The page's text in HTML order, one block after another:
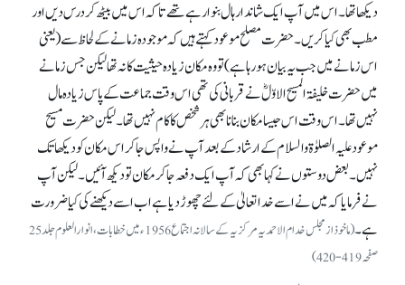
دیکھا تھا۔ اس میں آپ ایک شاندار ہال بنوا رہے تھے تا کہ اس میں بیٹھ کر درس دیں اور
مطب بھی کیا کریں۔ حضرت مصلح موعود کہتے ہیں کہ موجودہ زمانے کے لحاظ سے (یعنی
اس زمانے میں جب یہ بیان ہو رہا ہے) تو وہ مکان زیادہ حیثیت کا نہ تھا لیکن جس زمانے
میں حضرت خلیفۃ المسیح الاوّلؓ نے قربانی کی تھی اس وقت جماعت کے پاس زیادہ مال
نہیں تھا۔ اس وقت اس جیسا مکان بنانا بھی ہر شخص کا کام نہیں تھا۔ لیکن حضرت مسیح
موعود علیہ الصلوٰۃ والسلام کے ارشاد کے بعد آپ نے واپس جا کر اس مکان کو دیکھا تک
نہیں۔ بعض دوستوں نے کہا بھی کہ آپ ایک دفعہ جا کر مکان تو دیکھ آئیں۔ لیکن آپ
نے فرمایا کہ میں نے اسے خدا تعالیٰ کے لئے چھوڑ دیا ہے اب اسے دیکھنے کی کیا ضرورت
ہے۔
(ماخوذ از مجلس خدام الاحمدیہ مرکزیہ کے سالانہ اجتماع 1956ء میں خطابات، انوارالعلوم جلد25
صفحہ 419-420)